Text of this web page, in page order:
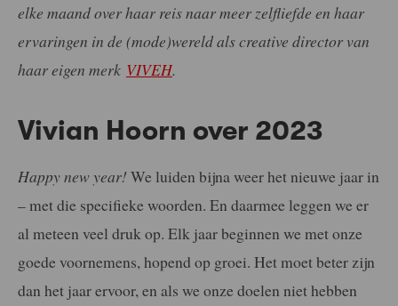
elke maand over haar reis naar meer zelfliefde en haar
ervaringen in de (mode)wereld als creative director van
haar eigen merk VIVEH.
Vivian Hoorn over 2023
Happy new year! We luiden bijna weer het nieuwe jaar in
– met die specifieke woorden. En daarmee leggen we er
al meteen veel druk op. Elk jaar beginnen we met onze
goede voornemens, hopend op groei. Het moet beter zijn
dan het jaar ervoor, en als we onze doelen niet hebben